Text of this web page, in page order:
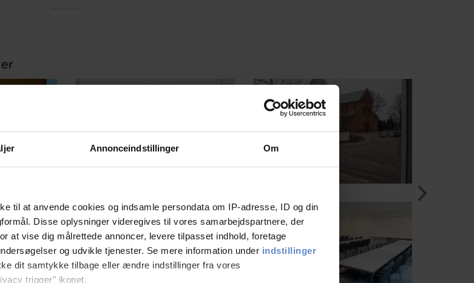
Annonceindstillinger Om
til at anvende cookies og indsamle persondata om IP-adresse, ID og din
Disse oplysninger videregives til vores samarbejdspartnere, der
at vise dig målrettede annoncer, levere tilpasset indhold, foretage
og udvikle tjenester. Se mere information under indstillinger
dit samtykke tilbage eller ændre indstillinger fra vores
trigger" ikonet.